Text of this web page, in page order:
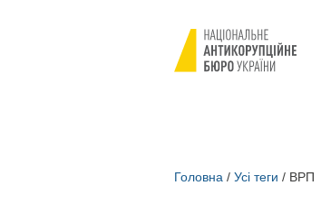
Головна / Усі теги / ВРП